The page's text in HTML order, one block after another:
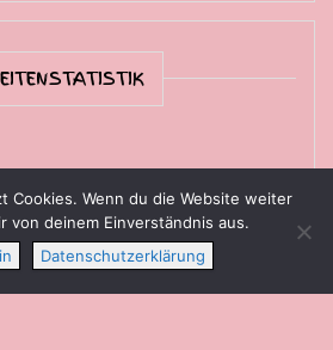
freut sich über Ihren Besuch.
Cookies. Wenn du die Website weiter
von deinem Einverständnis aus.
Datenschutzerklärung